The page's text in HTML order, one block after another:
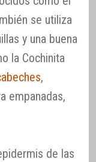
se utiliza
y una buena
la Cochinita
,
empanadas,
de las